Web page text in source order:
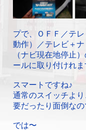
プで、ＯＦＦ／テ
動作）／テレビ＋
（ナビ現在地停止
ールに取り付けれ
スマートですね♪
通常のスイッチよ
要だったり面倒な
では〜